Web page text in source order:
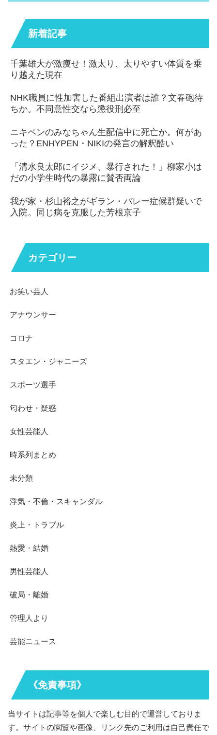
新着記事
千葉雄大が激痩せ！激太り、太りやすい体質を乗
り越えた現在
NHK職員に性加害した番組出演者は誰？文春砲待
ちか。不同意性交なら懲役刑必至
ニキペンのみなちゃん生配信中に死亡か。何があ
った？ENHYPEN・NIKIの発言の解釈酷い
「清水良太郎にイジメ、暴行された！」柳家小は
だの小学生時代の暴露に賛否両論
我が家・杉山裕之がギラン・バレー症候群疑いで
入院。同じ病を克服した芳根京子
カテゴリー
お笑い芸人
アナウンサー
コロナ
スタエン・ジャニーズ
スポーツ選手
匂わせ・疑惑
女性芸能人
時系列まとめ
未分類
浮気・不倫・スキャンダル
炎上・トラブル
熱愛・結婚
男性芸能人
破局・離婚
管理人より
芸能ニュース
《免責事項》
当サイトは記事等を個人で楽しむ目的で運営しておりま
す。サイトの閲覧や画像、リンク先のご利用は自己責任で